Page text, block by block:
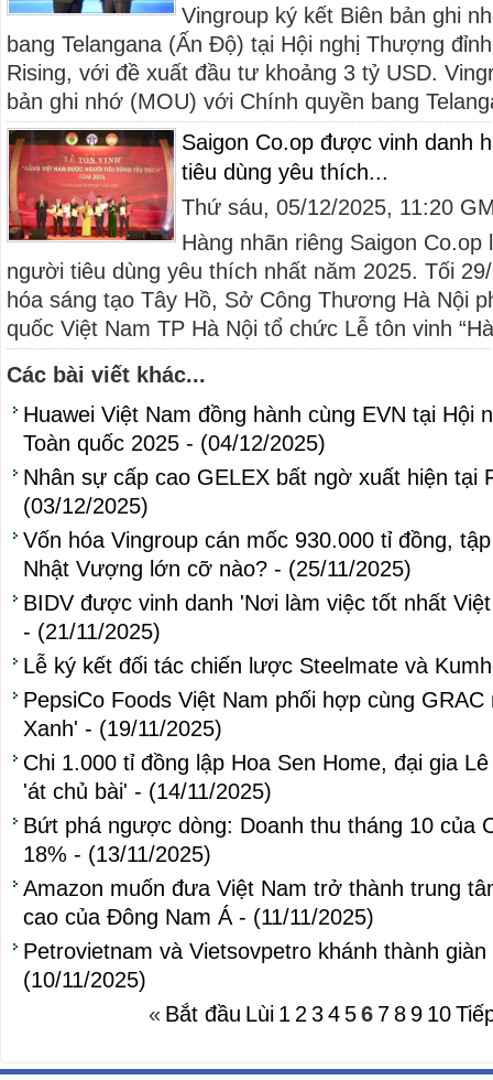
Vingroup ký kết Biên bản ghi
bang Telangana (Ấn Độ) tại Hội nghị Thượng
Rising, với đề xuất đầu tư khoảng 3 tỷ USD.
bản ghi nhớ (MOU) với Chính quyền bang
Saigon Co.op được vinh danh
tiêu dùng yêu thích...
Thứ sáu, 05/12/2025, 11:20
Hàng nhãn riêng Saigon
người tiêu dùng yêu thích nhất năm 2025. Tối
hóa sáng tạo Tây Hồ, Sở Công Thương Hà Nội
quốc Việt Nam TP Hà Nội tổ chức Lễ tôn vinh
Các bài viết khác...
Huawei Việt Nam đồng hành cùng EVN tại Hội
Toàn quốc 2025 - (04/12/2025)
Nhân sự cấp cao GELEX bất ngờ xuất hiện tại
(03/12/2025)
Vốn hóa Vingroup cán mốc 930.000 tỉ đồng,
Nhật Vượng lớn cỡ nào? - (25/11/2025)
BIDV được vinh danh 'Nơi làm việc tốt nhất
- (21/11/2025)
Lễ ký kết đối tác chiến lược Steelmate và
PepsiCo Foods Việt Nam phối hợp cùng
Xanh' - (19/11/2025)
Chi 1.000 tỉ đồng lập Hoa Sen Home, đại gia
'át chủ bài' - (14/11/2025)
Bứt phá ngược dòng: Doanh thu tháng 10 của
18% - (13/11/2025)
Amazon muốn đưa Việt Nam trở thành trung
cao của Đông Nam Á - (11/11/2025)
Petrovietnam và Vietsovpetro khánh thành
(10/11/2025)
« Bắt đầu Lùi 1 2 34 56 7 8 9 10